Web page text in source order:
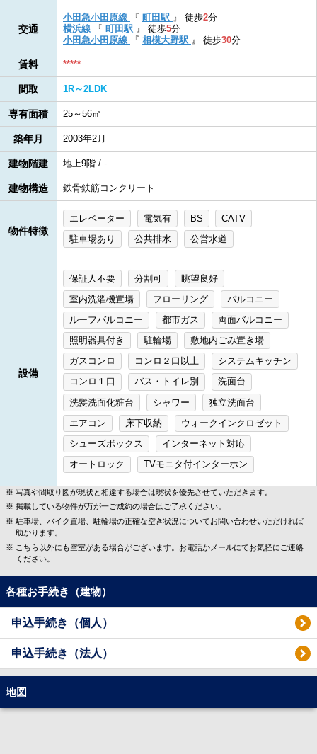
交通
小田急小田原線 『 町田駅 』 徒歩2分
横浜線
『 町田駅 』 徒歩5分
小田急小田原線
『 相模大野駅 』 徒歩30分
賃料 *****
間取 1R～2LDK
専有面積 25～56㎡
築年月 2003年2月
建物階建 地上9階 / -
建物構造 鉄骨鉄筋コンクリート
物件特徴
エレベーター 電気有 BS
CATV
駐車場あり
公共排水 公営水道
設備
保証人不要 分割可
眺望良好
室内洗濯機置場
フローリング
バルコニー
ルーフバルコニー
都市ガス
両面バルコニー
照明器具付き
駐輪場
敷地内ごみ置き場
ガスコンロ
コンロ２口以上
システムキッチン
コンロ１口
バス・トイレ別
洗面台
洗髪洗面化粧台
シャワー
独立洗面台
エアコン
床下収納
ウォークインクロゼット
シューズボックス
インターネット対応
オートロック
TVモニタ付インターホン
写真や間取り図が現状と相違する場合は現状を優先させていただきます。
掲載している物件が万が一ご成約の場合はご了承ください。
駐車場、バイク置場、駐輪場の正確な空き状況についてお問い合わせいただければ
助かります。
こちら以外にも空室がある場合がございます。お電話かメールにてお気軽にご連絡
ください。
各種お手続き（建物）
申込手続き（個人）
申込手続き（法人）
地図